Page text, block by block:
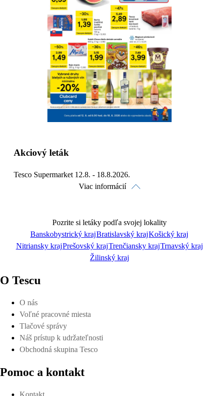
Stiahnuť
Detaily platnosti
Akciový leták
Tesco Supermarket 12.8. - 18.8.2026.
Viac informácií
Pozrieť online
Pozrite si letáky podľa svojej lokality
Banskobystrický krajBratislavský krajKošický kraj
Nitriansky krajPrešovský krajTrenčiansky krajTrnavský kraj
Žilinský kraj
O Tescu
O nás
Voľné pracovné miesta
Tlačové správy
Náš prístup k udržateľnosti
Obchodná skupina Tesco
Pomoc a kontakt
Kontakt